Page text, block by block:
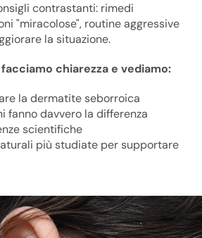
contrastanti: rimedi
"miracolose", routine aggressive
la situazione.
chiarezza e vediamo:
la dermatite seborroica
fanno davvero la differenza
scientifiche
più studiate per supportare